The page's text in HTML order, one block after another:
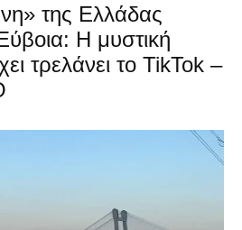
της Ελλάδας
Η μυστική
τρελάνει το TikTok –